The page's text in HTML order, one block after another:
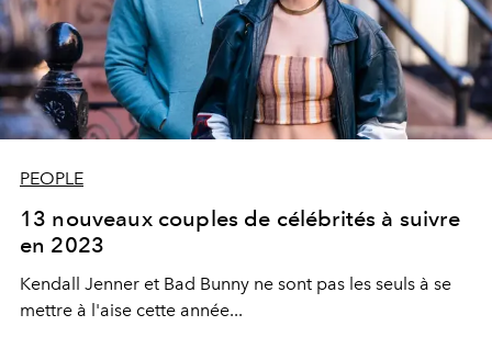
PEOPLE
13 nouveaux couples de célébrités à suivre
en 2023
Kendall Jenner et Bad Bunny ne sont pas les seuls à se
mettre à l'aise cette année...